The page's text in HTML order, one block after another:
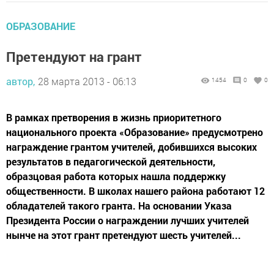
ОБРАЗОВАНИЕ
Претендуют на грант
автор, 28 марта 2013 - 06:13 1454 0 0
В рамках претворения в жизнь приоритетного
национального проекта «Образование» предусмотрено
награждение грантом учителей, добившихся высоких
результатов в педагогической деятельности,
образцовая работа которых нашла поддержку
общественности. В школах нашего района работают 12
обладателей такого гранта. На основании Указа
Президента России о награждении лучших учителей
нынче на этот грант претендуют шесть учителей...